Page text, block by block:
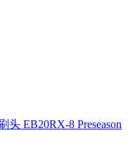
头 EB20RX-8 Preseason